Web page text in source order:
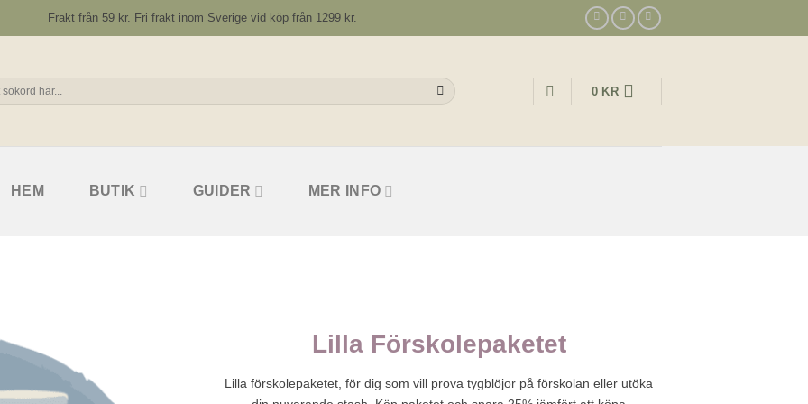
Frakt från 59 kr. Fri frakt inom Sverige vid köp från 1299 kr.
0 KR
HEM BUTIK GUIDER MER INFO
Lilla Förskolepaketet
Lilla förskolepaketet, för dig som vill prova tygblöjor på förskolan eller utöka